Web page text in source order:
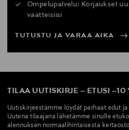
Ompelupalvelu: Korjaukset
vaatteisiisi
TUTUSTU JA VARAA AIKA
TILAA UUTISKIRJE – ETUSI –10
Uutiskirjeestämme löydät parhaat edut
Uutena tilaajana lähetämme sinulle
alennuksen normaalihintaisesta